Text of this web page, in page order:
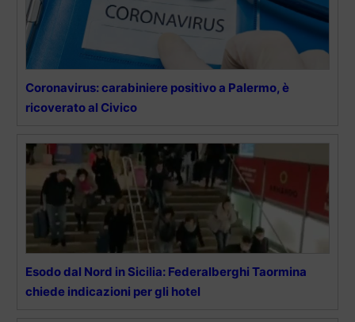
Coronavirus: carabiniere positivo a Palermo, è
ricoverato al Civico
Esodo dal Nord in Sicilia: Federalberghi Taormina
chiede indicazioni per gli hotel